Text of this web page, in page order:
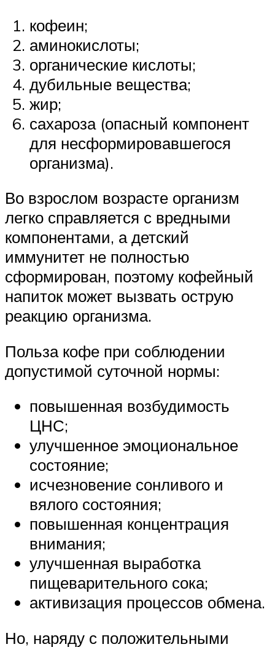
кофеин;
аминокислоты;
органические кислоты;
дубильные вещества;
жир;
сахароза (опасный компонент
для несформировавшегося
организма).
Во взрослом возрасте организм
легко справляется с вредными
компонентами, а детский
иммунитет не полностью
сформирован, поэтому кофейный
напиток может вызвать острую
реакцию организма.
Польза кофе при соблюдении
допустимой суточной нормы:
повышенная возбудимость
ЦНС;
улучшенное эмоциональное
состояние;
исчезновение сонливого и
вялого состояния;
повышенная концентрация
внимания;
улучшенная выработка
пищеварительного сока;
активизация процессов обмена.
Но, наряду с положительными